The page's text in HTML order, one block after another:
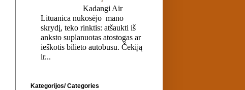
Kadangi Air
Lituanica nukosėjo mano
skrydį, teko rinktis: atšaukti iš
anksto suplanuotas atostogas ar
ieškotis bilieto autobusu. Čekiją
ir...
Kategorijos/ Categories